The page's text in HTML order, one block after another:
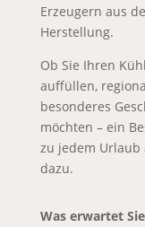
Erzeugern aus
Herstellung.
Ob Sie Ihren
auffüllen,
besonderes
möchten – ein
zu jedem Urlaub
dazu.
Was erwartet